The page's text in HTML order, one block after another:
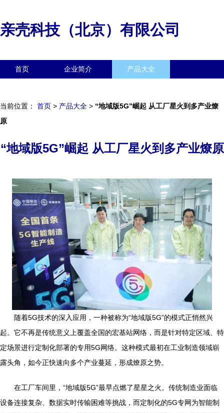
亲壳科技（北京）有限公司
首页 企业简介 产品大全
当前位置： 首页 > 产品大全 > “地域版5G”崛起 从工厂星火到多产业燎
原
“地域版5G”崛起 从工厂星火到多产业燎原
随着5G技术的深入应用，一种被称为“地域版5G”的模式正悄然兴
起。它不再是传统意义上覆盖全国的宏基站网络，而是针对特定区域、特
定场景进行定制化部署的专用5G网络。这种模式最初在工业制造领域崭
露头角，如今正快速向多个产业蔓延，形成燎原之势。
在工厂车间里，“地域版5G”最早点燃了星星之火。传统制造业面临
设备连接复杂、数据实时传输困难等挑战，而定制化的5G专网为智能制